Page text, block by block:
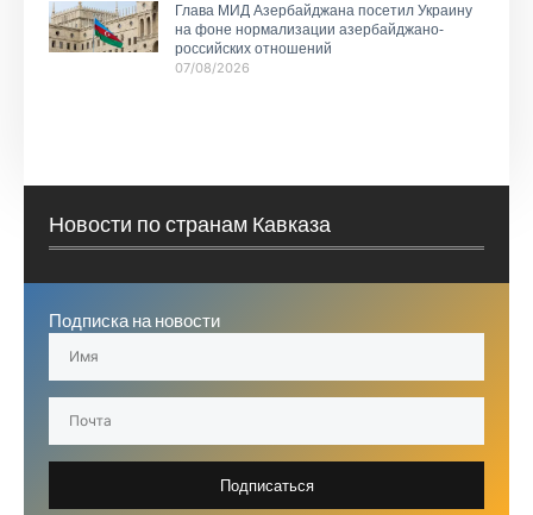
Глава МИД Азербайджана посетил Украину
на фоне нормализации азербайджано-
российских отношений
07/08/2026
Новости по странам Кавказа
Подписка на новости
Подписаться